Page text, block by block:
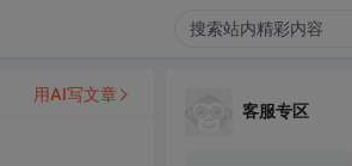
用AI写文章
客服专区